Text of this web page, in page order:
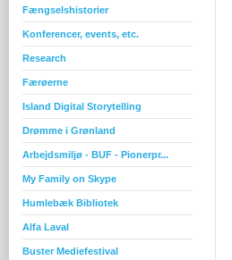
Fængselshistorier
Konferencer, events, etc.
Research
Færøerne
Island Digital Storytelling
Drømme i Grønland
Arbejdsmiljø - BUF - Pionerpr...
My Family on Skype
Humlebæk Bibliotek
Alfa Laval
Buster Mediefestival